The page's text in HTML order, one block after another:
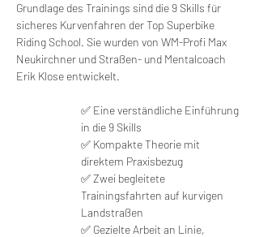
Grundlage des Trainings sind die 9 Skills für
sicheres Kurvenfahren der Top Superbike
Riding School. Sie wurden von WM-Profi Max
Neukirchner und Straßen- und Mentalcoach
Erik Klose entwickelt.
✅ Eine verständliche Einführung
in die 9 Skills
✅ Kompakte Theorie mit
direktem Praxisbezug
✅ Zwei begleitete
Trainingsfahrten auf kurvigen
Landstraßen
✅ Gezielte Arbeit an Linie,